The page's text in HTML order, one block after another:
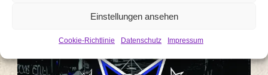
Einstellungen ansehen
Cookie-Richtlinie Datenschutz Impressum